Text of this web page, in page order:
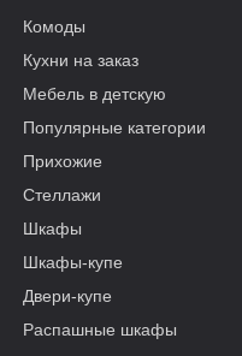
Комоды
Кухни на заказ
Мебель в детскую
Популярные категории
Прихожие
Стеллажи
Шкафы
Шкафы-купе
Двери-купе
Распашные шкафы